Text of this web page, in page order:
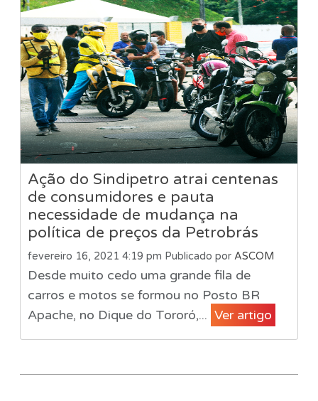
Ação do Sindipetro atrai centenas
de consumidores e pauta
necessidade de mudança na
política de preços da Petrobrás
fevereiro 16, 2021 4:19 pm Publicado por ASCOM
Desde muito cedo uma grande fila de
carros e motos se formou no Posto BR
Apache, no Dique do Tororó,... Ver artigo